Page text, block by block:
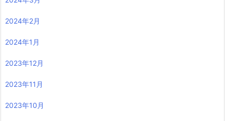
2024年2月
2024年1月
2023年12月
2023年11月
2023年10月